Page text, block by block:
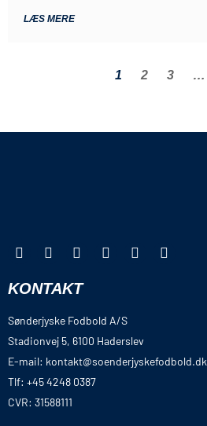
LÆS MERE
1 2 3 …
KONTAKT
Sønderjyske Fodbold A/S
Stadionvej 5, 6100 Haderslev
E-mail: kontakt@soenderjyskefodbold.dk
Tlf: +45 4248 0387
CVR: 31588111